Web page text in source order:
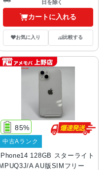
日を除く
カートに入れる
お気に入り 比較する
128GB スターライト
MPUQ3J/A AU版SIMフリー
85%
中古Aランク